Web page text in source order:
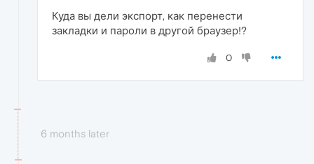
Куда вы дели экспорт, как перенести
закладки и пароли в другой браузер!?
0
6 months later